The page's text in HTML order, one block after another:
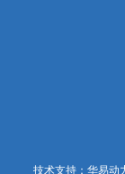
技术支持： 华易动